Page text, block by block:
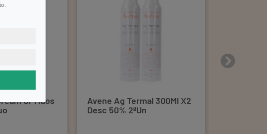
Cr Maos
Avene Ag Termal 300Ml X2
Desc 50% 2ªUn